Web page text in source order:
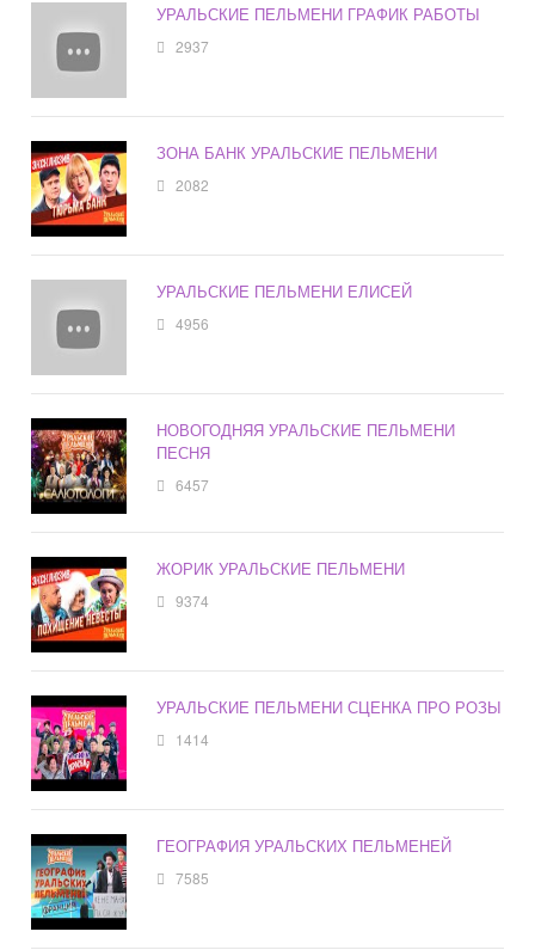
УРАЛЬСКИЕ ПЕЛЬМЕНИ ГРАФИК РАБОТЫ
2937
ЗОНА БАНК УРАЛЬСКИЕ ПЕЛЬМЕНИ
2082
УРАЛЬСКИЕ ПЕЛЬМЕНИ ЕЛИСЕЙ
4956
НОВОГОДНЯЯ УРАЛЬСКИЕ ПЕЛЬМЕНИ
ПЕСНЯ
6457
ЖОРИК УРАЛЬСКИЕ ПЕЛЬМЕНИ
9374
УРАЛЬСКИЕ ПЕЛЬМЕНИ СЦЕНКА ПРО РОЗЫ
1414
ГЕОГРАФИЯ УРАЛЬСКИХ ПЕЛЬМЕНЕЙ
7585